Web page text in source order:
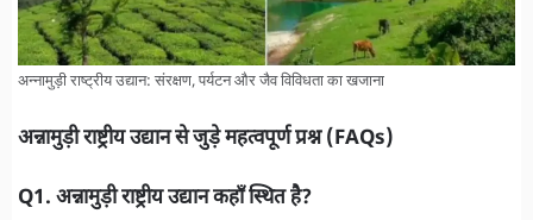
अन्नामुड़ी राष्ट्रीय उद्यान: संरक्षण, पर्यटन और जैव विविधता का खजाना
अन्नामुड़ी राष्ट्रीय उद्यान से जुड़े महत्वपूर्ण प्रश्न (FAQs)
Q1. अन्नामुड़ी राष्ट्रीय उद्यान कहाँ स्थित है?